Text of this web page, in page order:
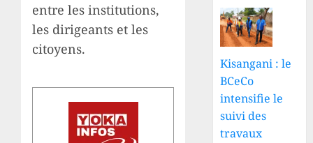
entre les institutions,
les dirigeants et les
citoyens.
Kisangani : le
BCeCo
intensifie le
suivi des
travaux